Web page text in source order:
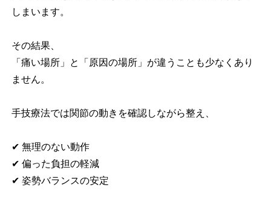
しまいます。
その結果、
「痛い場所」と「原因の場所」が違うことも少なくあり
ません。
手技療法では関節の動きを確認しながら整え、
✔ 無理のない動作
✔ 偏った負担の軽減
✔ 姿勢バランスの安定